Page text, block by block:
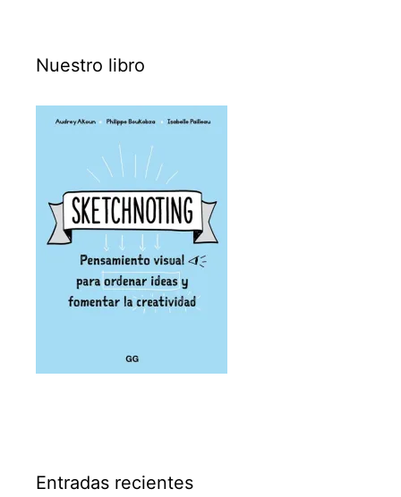
Nuestro libro
Entradas recientes